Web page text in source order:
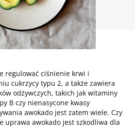
regulować ciśnienie krwi i
cukrzycy typu 2, a także zawiera
odżywczych, takich jak witaminy
B czy nienasycone kwasy
awokado jest zatem wiele. Czy
uprawa awokado jest szkodliwa dla